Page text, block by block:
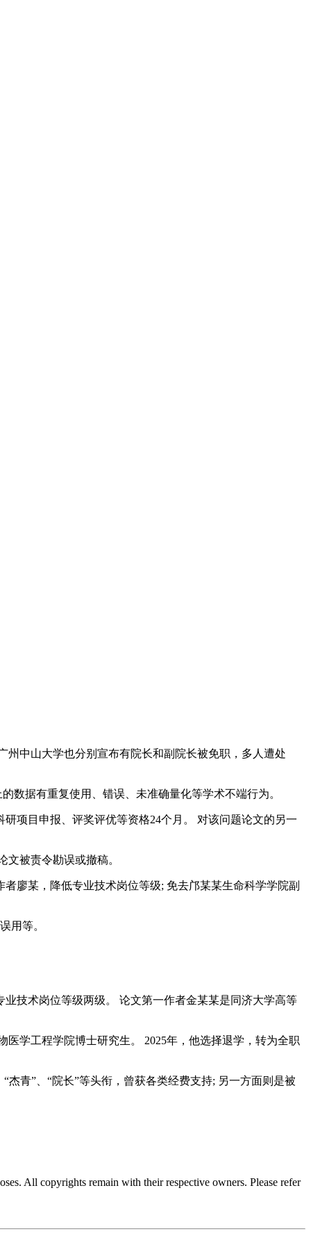
中山大学也分别宣布有院长和副院长被免职，多人遭处
据有重复使用、错误、未准确量化等学术不端行为。
目申报、评奖评优等资格24个月。 对该问题论文的另一
被责令勘误或撤稿。
某，降低专业技术岗位等级; 免去邝某某生命科学学院副
用等。
技术岗位等级两级。 论文第一作者金某某是同济大学高等
学工程学院博士研究生。 2025年，他选择退学，转为全职
青”、“院长”等头衔，曾获各类经费支持; 另一方面则是被
All copyrights remain with their respective owners. Please refer